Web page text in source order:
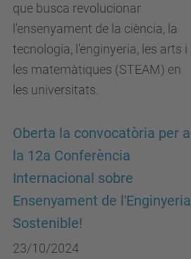
que busca revolucionar
l'ensenyament de la ciència, la
tecnologia, l'enginyeria, les arts i
les matemàtiques (STEAM) en
les universitats.
Oberta la convocatòria per a
la 12a Conferència
Internacional sobre
Ensenyament de l'Enginyeria
Sostenible!
23/10/2024